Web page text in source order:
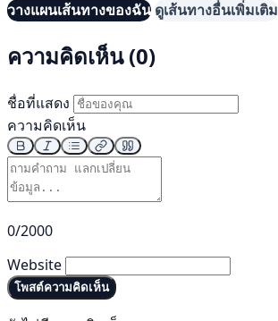
วางแผนเส้นทางของฉัน ดูเส้นทางอื่นเพิ่มเติม
ความคิดเห็น (0)
ชื่อที่แสดง
ความคิดเห็น
0/2000
Website
โพสต์ความคิดเห็น